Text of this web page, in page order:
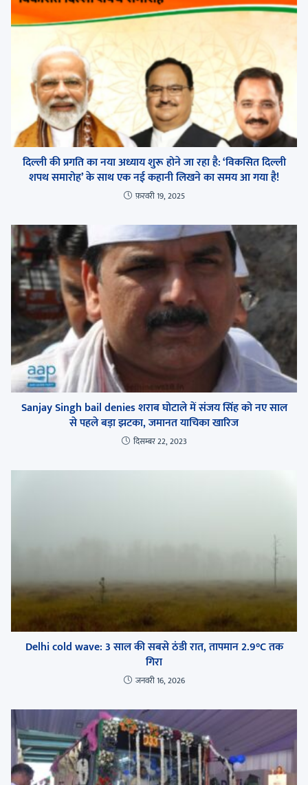
दिल्ली की प्रगति का नया अध्याय शुरू होने जा रहा है: ‘विकसित दिल्ली
शपथ समारोह’ के साथ एक नई कहानी लिखने का समय आ गया है!
फ़रवरी 19, 2025
Sanjay Singh bail denies शराब घोटाले में संजय सिंह को नए साल
से पहले बड़ा झटका, जमानत याचिका खारिज
दिसम्बर 22, 2023
Delhi cold wave: 3 साल की सबसे ठंडी रात, तापमान 2.9°C तक
गिरा
जनवरी 16, 2026